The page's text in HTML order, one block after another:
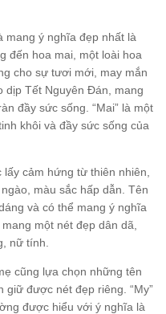
mang ý nghĩa đẹp nhất là
đến hoa mai, một loài hoa
cho sự tươi mới, may mắn
dịp Tết Nguyên Đán, mang
đầy sức sống. “Mai” là một
khôi và đầy sức sống của
lấy cảm hứng từ thiên nhiên,
màu sắc hấp dẫn. Tên
và có thể mang ý nghĩa
một nét đẹp dân dã,
nữ tính.
cũng lựa chọn những tên
được nét đẹp riêng. “My”
được hiểu với ý nghĩa là